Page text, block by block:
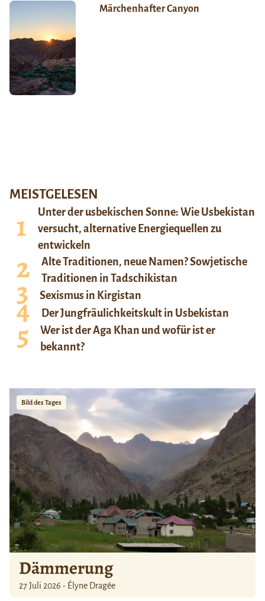
Märchenhafter Canyon
MEISTGELESEN
Unter der usbekischen Sonne: Wie Usbekistan
versucht, alternative Energiequellen zu
entwickeln
Alte Traditionen, neue Namen? Sowjetische
Traditionen in Tadschikistan
Sexismus in Kirgistan
Der Jungfräulichkeitskult in Usbekistan
Wer ist der Aga Khan und wofür ist er
bekannt?
Bild des Tages
Dämmerung
27 Juli 2026 - Élyne Dragée